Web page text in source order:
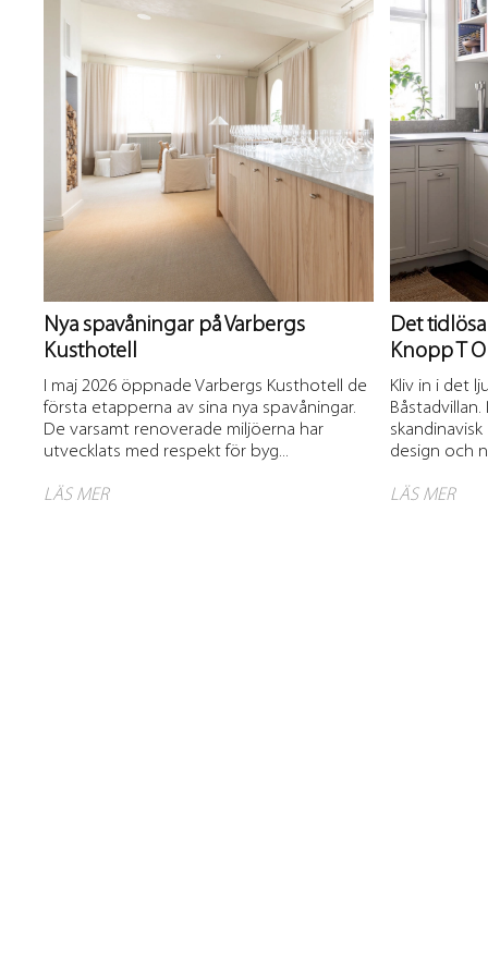
Nya spavåningar på Varbergs
Kusthotell
I maj 2026 öppnade Varbergs Kusthotell de
första etapperna av sina nya spavåningar.
De varsamt renoverade miljöerna har
utvecklats med respekt för byg...
LÄS MER
Det
Knopp T
Kliv in i det
design och
LÄS MER